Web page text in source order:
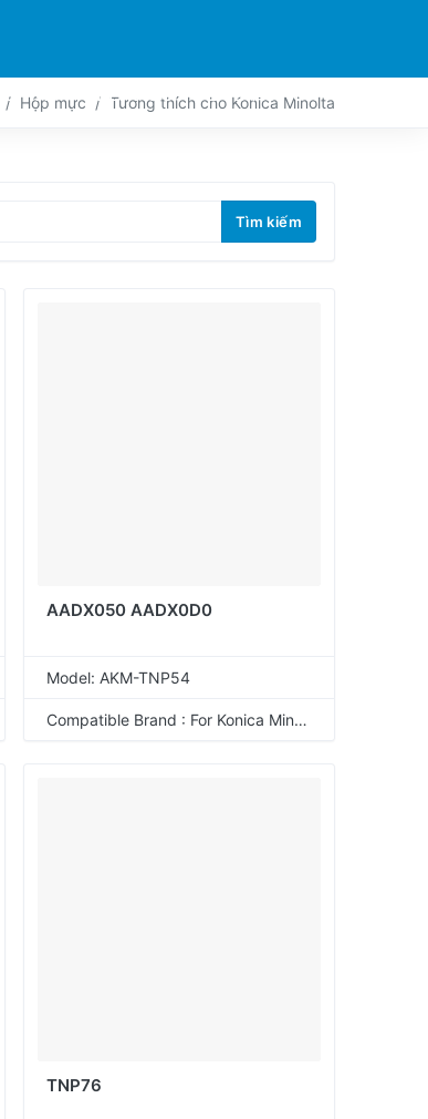
ĐỐI TÁC TIẾP XÚC LIVE-ACTION
Hộp mực Tương thích cho Konica Minolta
Tìm kiếm
AADX050 AADX0D0
Model: AKM-TNP54
Compatible Brand : For Konica Minolta
TNP76